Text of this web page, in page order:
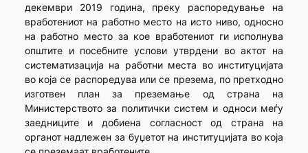
декември 2019 година, преку распоредување на
вработениот на работно место на исто ниво, односно
на работно место за кое вработениот ги исполнува
општите и посебните услови утврдени во актот на
систематизација на работни места во институцијата
во која се распоредува или се презема, по претходно
изготвен план за преземање од страна на
Министерството за политички систем и односи меѓу
заедниците и добиена согласност од страна на
органот надлежен за буџетот на институцијата во која